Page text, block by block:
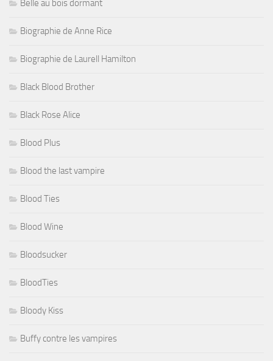
Belle au bois dormant
Biographie de Anne Rice
Biographie de Laurell Hamilton
Black Blood Brother
Black Rose Alice
Blood Plus
Blood the last vampire
Blood Ties
Blood Wine
Bloodsucker
BloodTies
Bloody Kiss
Buffy contre les vampires